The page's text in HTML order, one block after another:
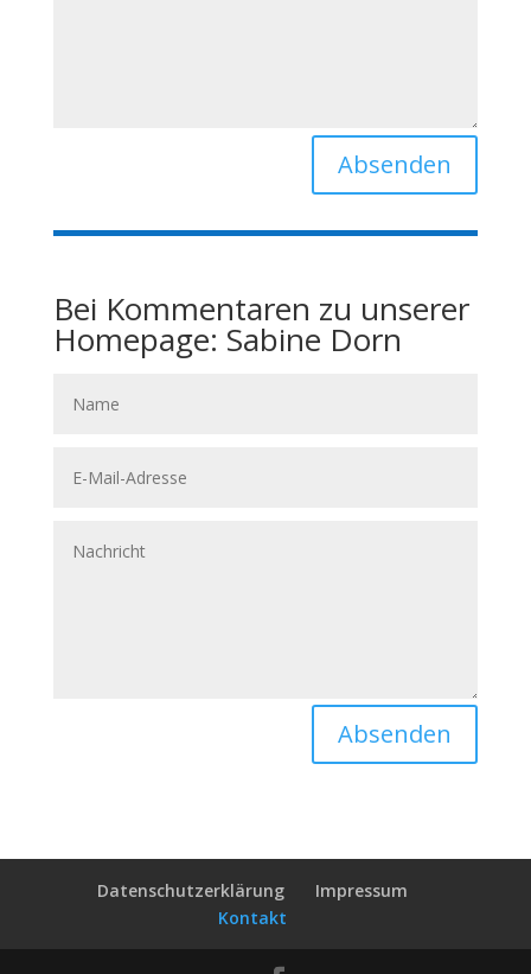
Absenden
Bei Kommentaren zu unserer
Homepage: Sabine Dorn
Absenden
Datenschutzerklärung
Impressum
Kontakt